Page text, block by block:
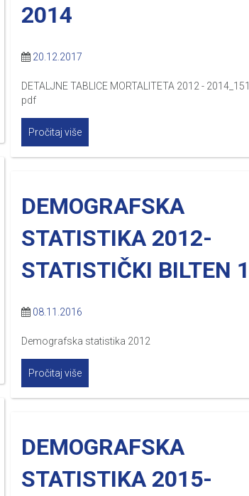
2014
20.12.2017
DETALJNE TABLICE MORTALITETA 2012 -
pdf
Pročitaj više
DEMOGRAFSKA
STATISTIKA 2012-
STATISTIČKI BILTEN
08.11.2016
Demografska statistika 2012
Pročitaj više
DEMOGRAFSKA
STATISTIKA 2015-